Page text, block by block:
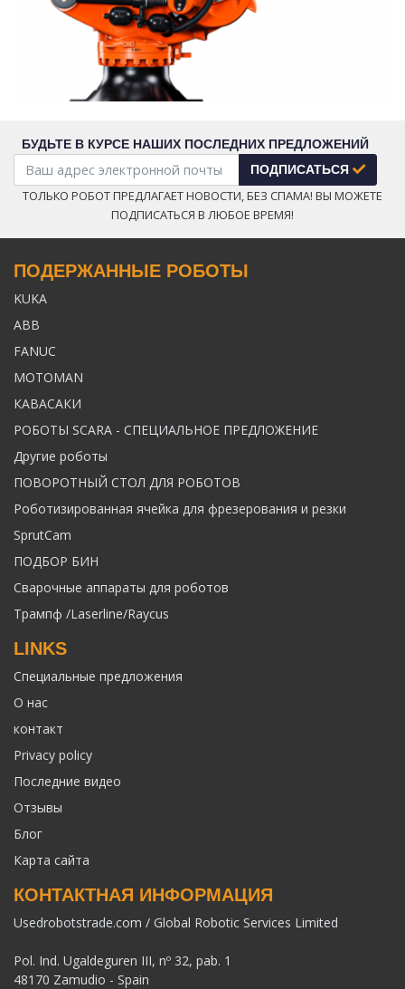
БУДЬТЕ В КУРСЕ НАШИХ ПОСЛЕДНИХ ПРЕДЛОЖЕНИЙ
ПОДПИСАТЬСЯ
ТОЛЬКО РОБОТ ПРЕДЛАГАЕТ НОВОСТИ, БЕЗ СПАМА! ВЫ МОЖЕТЕ
ПОДПИСАТЬСЯ В ЛЮБОЕ ВРЕМЯ!
ПОДЕРЖАННЫЕ РОБОТЫ
KUKA
ABB
FANUC
MOTOMAN
КАВАСАКИ
РОБОТЫ SCARA - СПЕЦИАЛЬНОЕ ПРЕДЛОЖЕНИЕ
Другие роботы
ПОВОРОТНЫЙ СТОЛ ДЛЯ РОБОТОВ
Роботизированная ячейка для фрезерования и резки
SprutCam
ПОДБОР БИН
Сварочные аппараты для роботов
Трампф /Laserline/Raycus
LINKS
Специальные предложения
О нас
контакт
Privacy policy
Последние видео
Отзывы
Блог
Карта сайта
КОНТАКТНАЯ ИНФОРМАЦИЯ
Usedrobotstrade.com / Global Robotic Services Limited
Pol. Ind. Ugaldeguren III, nº 32, pab. 1
48170 Zamudio - Spain